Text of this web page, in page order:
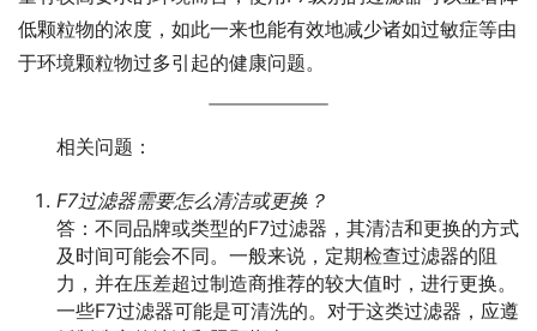
低颗粒物的浓度，如此一来也能有效地减少诸如过敏症等由
于环境颗粒物过多引起的健康问题。
相关问题：
F7过滤器需要怎么清洁或更换？
答：不同品牌或类型的F7过滤器，其清洁和更换的方式
及时间可能会不同。一般来说，定期检查过滤器的阻
力，并在压差超过制造商推荐的较大值时，进行更换。
一些F7过滤器可能是可清洗的。对于这类过滤器，应遵